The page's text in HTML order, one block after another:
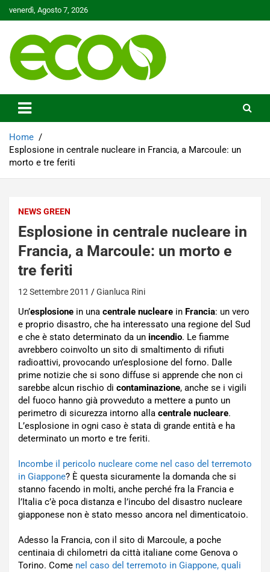
to
venerdì, Agosto 7, 2026
Ecoo.it
Home
Esplosione in centrale nucleare in Francia, a Marcoule: un
morto e tre feriti
NEWS GREEN
Esplosione in centrale nucleare in
Francia, a Marcoule: un morto e
tre feriti
12 Settembre 2011 Gianluca Rini
Un’esplosione in una centrale nucleare in Francia: un vero
e proprio disastro, che ha interessato una regione del Sud
e che è stato determinato da un incendio. Le fiamme
avrebbero coinvolto un sito di smaltimento di rifiuti
radioattivi, provocando un’esplosione del forno. Dalle
prime notizie che si sono diffuse si apprende che non ci
sarebbe alcun rischio di contaminazione, anche se i vigili
del fuoco hanno già provveduto a mettere a punto un
perimetro di sicurezza intorno alla centrale nucleare.
L’esplosione in ogni caso è stata di grande entità e ha
determinato un morto e tre feriti.
Incombe il pericolo nucleare come nel caso del terremoto
in Giappone? È questa sicuramente la domanda che si
stanno facendo in molti, anche perché fra la Francia e
l’Italia c’è poca distanza e l’incubo del disastro nucleare
giapponese non è stato messo ancora nel dimenticatoio.
Adesso la Francia, con il sito di Marcoule, a poche
centinaia di chilometri da città italiane come Genova o
Torino. Come nel caso del terremoto in Giappone, quali